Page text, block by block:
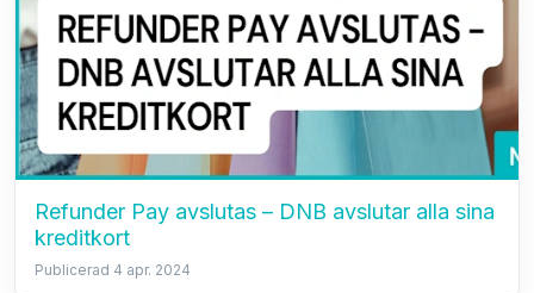
Refunder Pay avslutas – DNB avslutar alla sina
kreditkort
Publicerad 4 apr. 2024